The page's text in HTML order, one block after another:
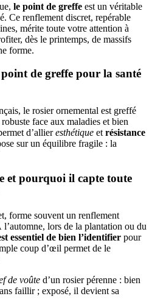
le point de greffe est un véritable
Ce renflement discret, repérable
mérite toute votre attention à
dès le printemps, de massifs
forme.
de greffe pour la santé
le rosier ornemental est greffé
face aux maladies et bien
d’allieresthétique et résistance
sur un équilibre fragile : la
et pourquoi il capte toute
forme souvent un renflement
lors de la plantation ou du
essentiel de bien l’identifier pour
coup d’œil permet de le
de voûte d’un rosier pérenne : bien
faillir ; exposé, il devient sa